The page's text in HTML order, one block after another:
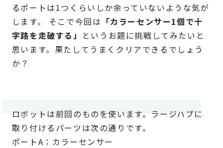
るポートは1つくらいしか余っていないような気が
します。 そこで今回は 「カラーセンサー1個で十
字路を走破する」
というお題に挑戦してみたいと
思います。果たしてうまくクリアできるでしょう
か？
ロボットは前回のものを使います。ラージハブに
取り付けるパーツは次の通りです。
ポートA：カラーセンサー